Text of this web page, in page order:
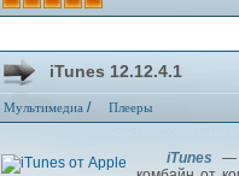
iTunes 12.12.4.1
Мультимедиа / Плееры
iTunes —